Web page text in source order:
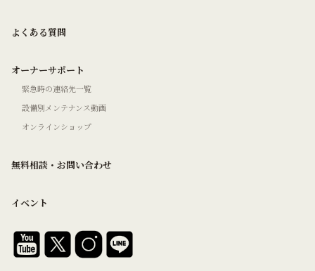
よくある質問
オーナーサポート
緊急時の連絡先一覧
設備別メンテナンス動画
オンラインショップ
無料相談・お問い合わせ
イベント